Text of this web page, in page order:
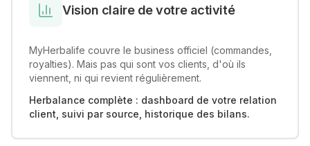
Vision claire de votre activité
MyHerbalife couvre le business officiel (commandes,
royalties). Mais pas qui sont vos clients, d'où ils
viennent, ni qui revient régulièrement.
Herbalance complète : dashboard de votre relation
client, suivi par source, historique des bilans.